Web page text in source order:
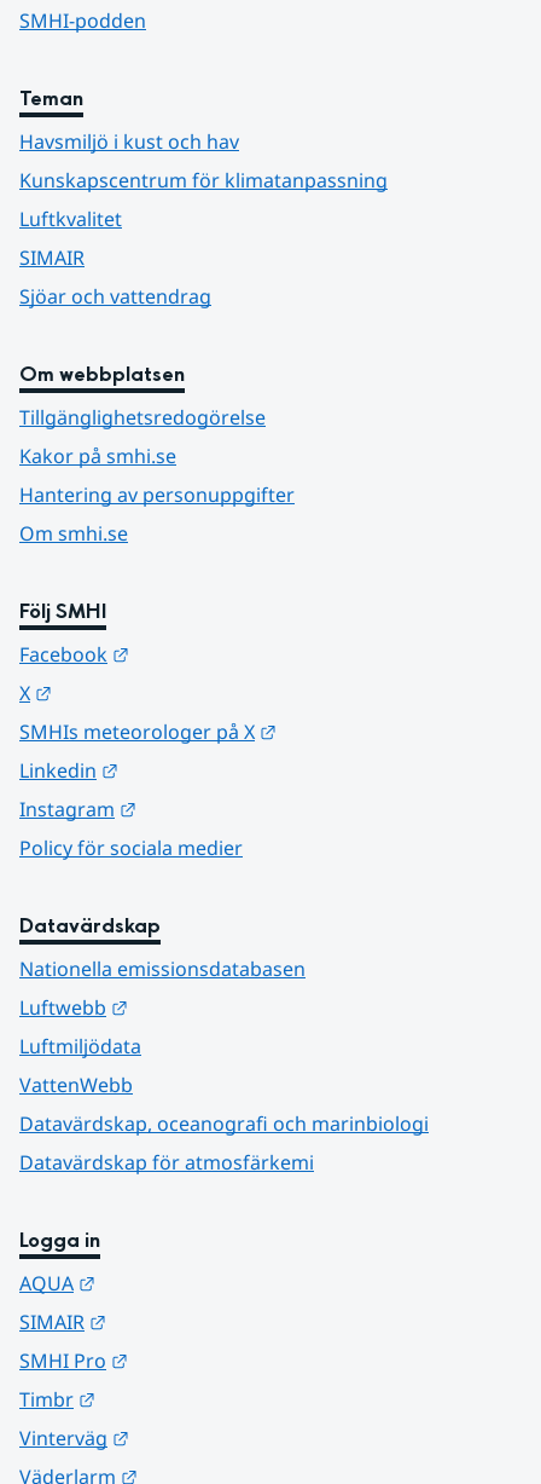
SMHI-podden
Teman
Havsmiljö i kust och hav
Kunskapscentrum för klimatanpassning
Luftkvalitet
SIMAIR
Sjöar och vattendrag
Om webbplatsen
Tillgänglighetsredogörelse
Kakor på smhi.se
Hantering av personuppgifter
Om smhi.se
Följ SMHI
Facebook
X
SMHIs meteorologer på X
Linkedin
Instagram
Policy för sociala medier
Datavärdskap
Nationella emissionsdatabasen
Luftwebb
Luftmiljödata
VattenWebb
Datavärdskap, oceanografi och marinbiologi
Datavärdskap för atmosfärkemi
Logga in
AQUA
SIMAIR
SMHI Pro
Timbr
Vinterväg
Väderlarm